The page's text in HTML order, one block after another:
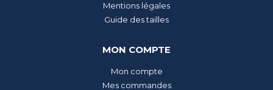
Mentions légales
Guide des tailles
MON COMPTE
Mon compte
Mes commandes